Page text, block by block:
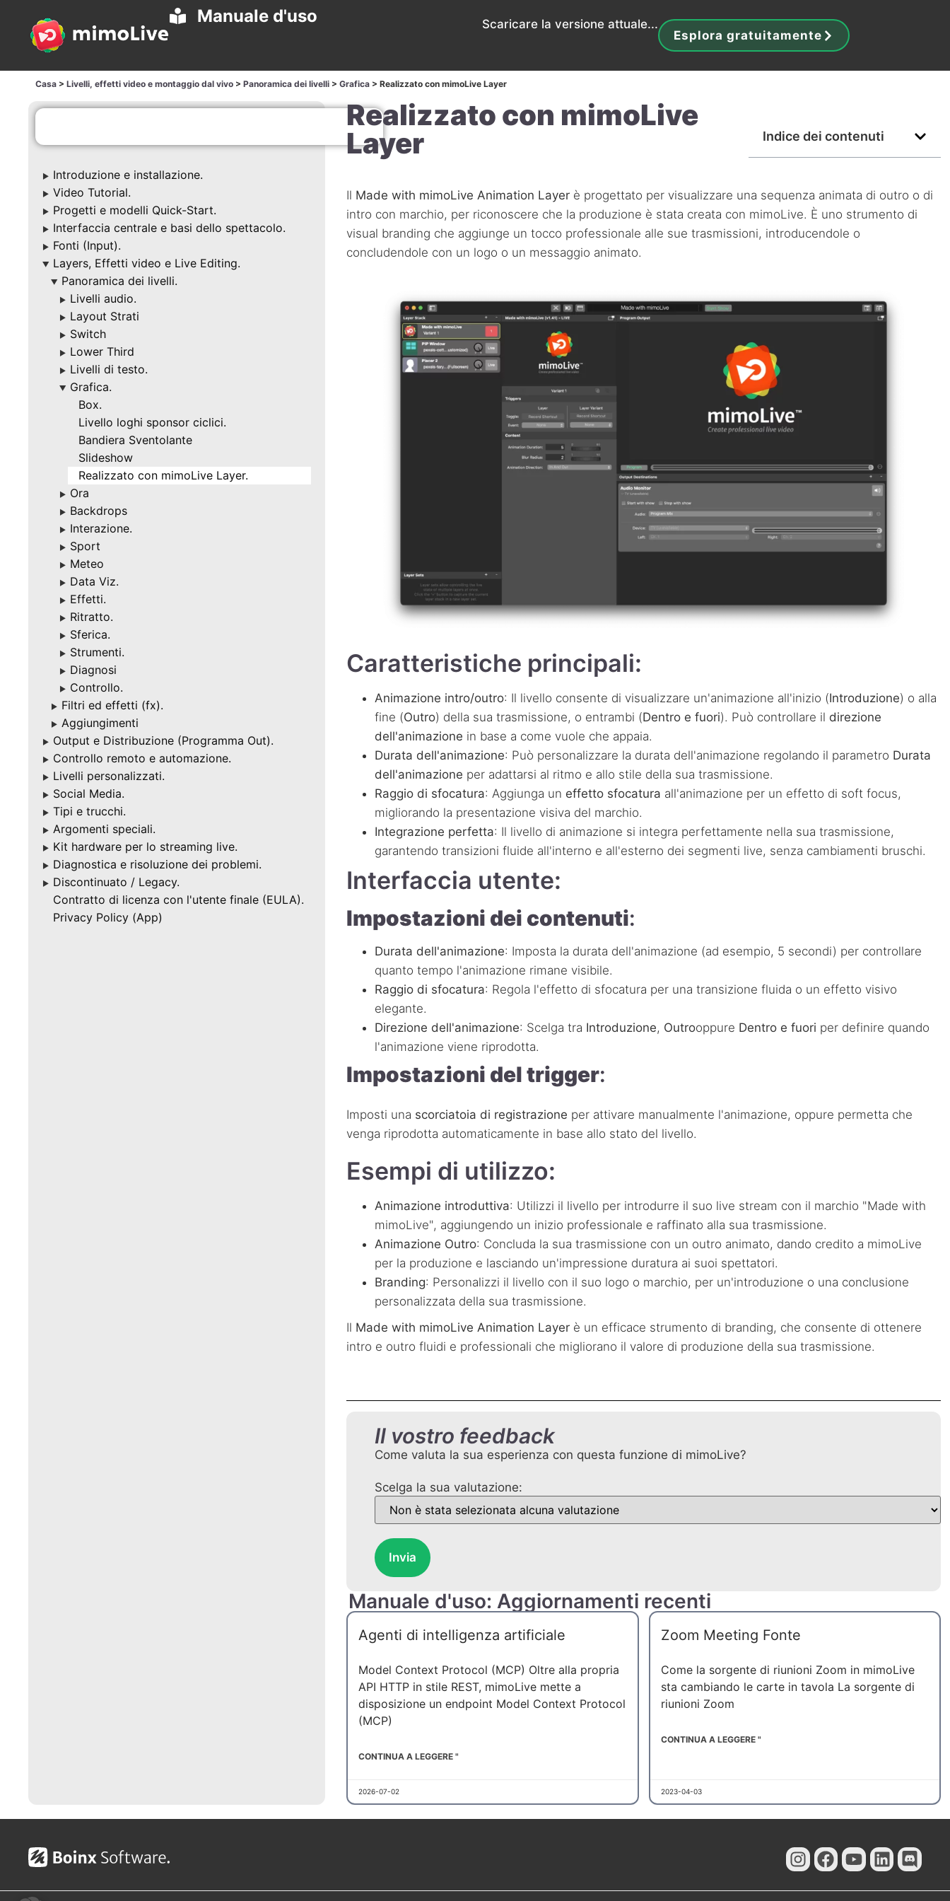
Manuale d'uso
Scaricare la versione attuale...
Esplora gratuitamente
Casa > Livelli, effetti video e montaggio dal vivo > Panoramica dei livelli > Grafica > Realizzato con mimoLive Layer
▶ Introduzione e installazione.
▶ Video Tutorial.
▶ Progetti e modelli Quick-Start.
▶ Interfaccia centrale e basi dello spettacolo.
▶ Fonti (Input).
▶ Layers, Effetti video e Live Editing.
▶ Panoramica dei livelli.
▶ Livelli audio.
▶ Layout Strati
▶ Switch
▶ Lower Third
▶ Livelli di testo.
▶
Grafica.
Box.
Livello loghi sponsor ciclici.
Bandiera Sventolante
Slideshow
Realizzato con mimoLive Layer.
▶ Ora
▶ Backdrops
▶ Interazione.
▶ Sport
▶ Meteo
▶ Data Viz.
▶ Effetti.
▶ Ritratto.
▶ Sferica.
▶ Strumenti.
▶ Diagnosi
▶ Controllo.
▶ Filtri ed effetti (fx).
▶ Aggiungimenti
▶ Output e Distribuzione (Programma Out).
▶ Controllo remoto e automazione.
▶ Livelli personalizzati.
▶ Social Media.
▶ Tipi e trucchi.
▶ Argomenti speciali.
▶ Kit hardware per lo streaming live.
▶ Diagnostica e risoluzione dei problemi.
▶ Discontinuato / Legacy.
Contratto di licenza con l'utente finale (EULA).
Privacy Policy (App)
Realizzato con mimoLive
Layer
Indice dei contenuti
Il Made with mimoLive Animation Layer è progettato per visualizzare una sequenza animata di outro o di
intro con marchio, per riconoscere che la produzione è stata creata con mimoLive. È uno strumento di
visual branding che aggiunge un tocco professionale alle sue trasmissioni, introducendole o
concludendole con un logo o un messaggio animato.
Caratteristiche principali:
Animazione intro/outro: Il livello consente di visualizzare un'animazione all'inizio (Introduzione) o alla
fine (Outro) della sua trasmissione, o entrambi (Dentro e fuori). Può controllare il direzione
dell'animazione in base a come vuole che appaia.
Durata dell'animazione: Può personalizzare la durata dell'animazione regolando il parametro Durata
dell'animazione per adattarsi al ritmo e allo stile della sua trasmissione.
Raggio di sfocatura: Aggiunga un effetto sfocatura all'animazione per un effetto di soft focus,
migliorando la presentazione visiva del marchio.
Integrazione perfetta: Il livello di animazione si integra perfettamente nella sua trasmissione,
garantendo transizioni fluide all'interno e all'esterno dei segmenti live, senza cambiamenti bruschi.
Interfaccia utente:
Impostazioni dei contenuti:
Durata dell'animazione: Imposta la durata dell'animazione (ad esempio, 5 secondi) per controllare
quanto tempo l'animazione rimane visibile.
Raggio di sfocatura: Regola l'effetto di sfocatura per una transizione fluida o un effetto visivo
elegante.
Direzione dell'animazione: Scelga tra Introduzione, Outrooppure Dentro e fuori per definire quando
l'animazione viene riprodotta.
Impostazioni del trigger:
Imposti una scorciatoia di registrazione per attivare manualmente l'animazione, oppure permetta che
venga riprodotta automaticamente in base allo stato del livello.
Esempi di utilizzo:
Animazione introduttiva: Utilizzi il livello per introdurre il suo live stream con il marchio "Made with
mimoLive", aggiungendo un inizio professionale e raffinato alla sua trasmissione.
Animazione Outro: Concluda la sua trasmissione con un outro animato, dando credito a mimoLive
per la produzione e lasciando un'impressione duratura ai suoi spettatori.
Branding: Personalizzi il livello con il suo logo o marchio, per un'introduzione o una conclusione
personalizzata della sua trasmissione.
Il Made with mimoLive Animation Layer è un efficace strumento di branding, che consente di ottenere
intro e outro fluidi e professionali che migliorano il valore di produzione della sua trasmissione.
Il vostro feedback
Come valuta la sua esperienza con questa funzione di mimoLive?
Scelga la sua valutazione:
Invia
Manuale d'uso: Aggiornamenti recenti
Agenti di intelligenza artificiale
Model Context Protocol (MCP) Oltre alla propria
API HTTP in stile REST, mimoLive mette a
disposizione un endpoint Model Context Protocol
(MCP)
CONTINUA A LEGGERE "
2026-07-02
Zoom Meeting Fonte
Come la sorgente di riunioni Zoom in mimoLive
sta cambiando le carte in tavola La sorgente di
riunioni Zoom
CONTINUA A LEGGERE "
2023-04-03
NL
DE
ES
SV